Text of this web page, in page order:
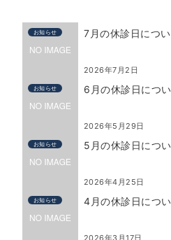
お知らせ 7月の休診日につ
2026年7月2日
お知らせ 6月の休診日につ
2026年5月29日
お知らせ 5月の休診日につ
2026年4月25日
お知らせ 4月の休診日につ
2026年3月17日